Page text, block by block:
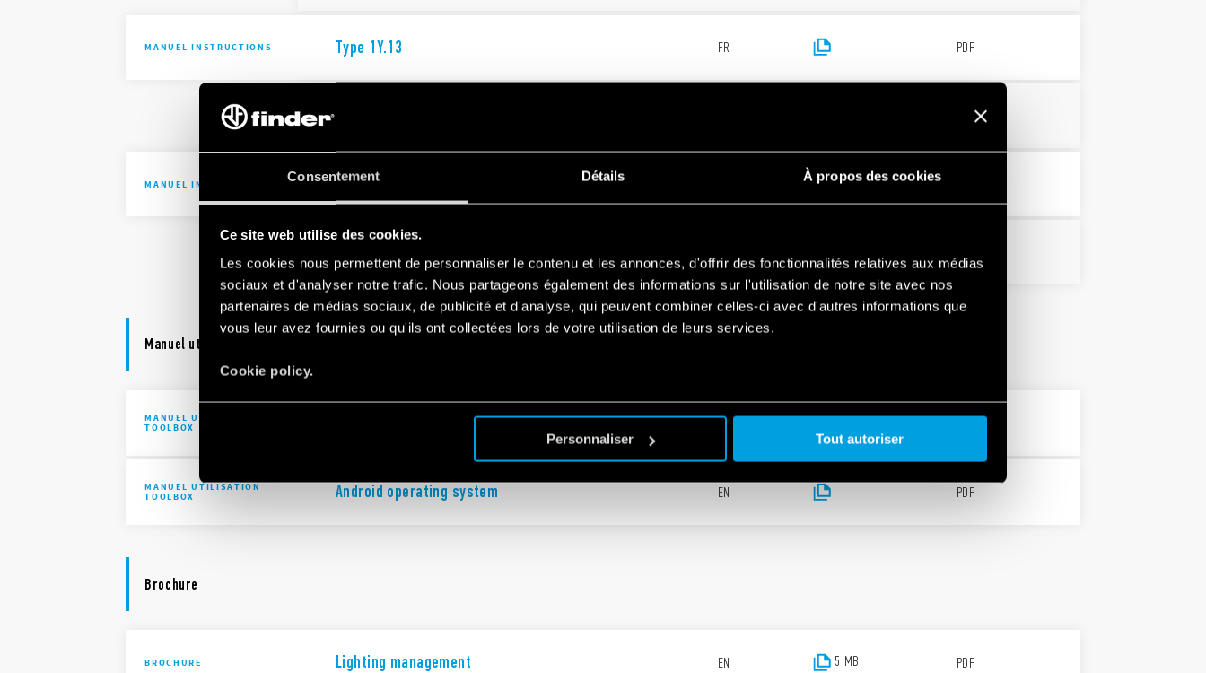
Consentement Détails À propos des cookies
Ce site web utilise des cookies.
Les cookies nous permettent de personnaliser le contenu et les annonces, d'offrir des fonctionnalités relatives aux médias
sociaux et d'analyser notre trafic. Nous partageons également des informations sur l'utilisation de notre site avec nos
partenaires de médias sociaux, de publicité et d'analyse, qui peuvent combiner celles-ci avec d'autres informations que
vous leur avez fournies ou qu'ils ont collectées lors de votre utilisation de leurs services.
Cookie policy.
Personnaliser Tout autoriser
MANUEL INSTRUCTIONS Type 1Y.13 FR PDF
PDF
MANUEL INSTRUCTIONS Type 1Y.P2
Manuel utilisation Toolbox
MANUEL UTILISATION
TOOLBOX
EN
MANUEL UTILISATION
TOOLBOX
Android operating system EN PDF
Brochure
BROCHURE Lighting management EN 5 MB PDF